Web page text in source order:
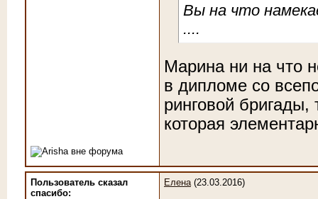
Вы на что
....
Марина ни на что
в дипломе со
ринговой
которая
Пользователь сказал
cпасибо:
Елена(23.03.2016)